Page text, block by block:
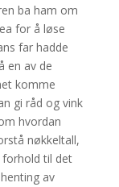
ba ham om
for å løse
far hadde
en av de
komme
gi råd og vink
hvordan
nøkkeltall,
forhold til det
av